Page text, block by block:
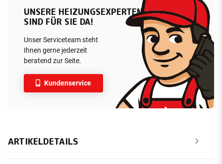
UNSERE HEIZUNGSEXPERTEN
SIND FÜR SIE DA!
Unser Serviceteam steht
Ihnen gerne jederzeit
beratend zur Seite.
Kundenservice
ARTIKELDETAILS